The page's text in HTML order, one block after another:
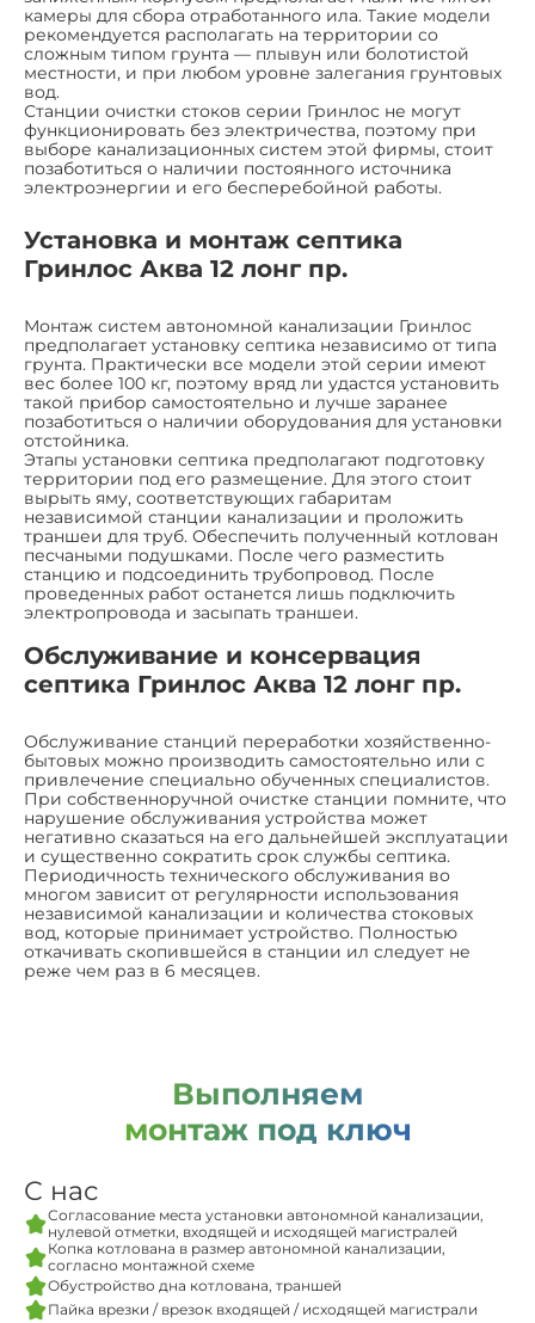
камеры для сбора отработанного ила. Такие модели
рекомендуется располагать на территории со
сложным типом грунта — плывун или болотистой
местности, и при любом уровне залегания грунтовых
вод.
Станции очистки стоков серии Гринлос не могут
функционировать без электричества, поэтому при
выборе канализационных систем этой фирмы, стоит
позаботиться о наличии постоянного источника
электроэнергии и его бесперебойной работы.
Установка и монтаж септика
Гринлос Аква 12 лонг пр.
Монтаж систем автономной канализации Гринлос
предполагает установку септика независимо от типа
грунта. Практически все модели этой серии имеют
вес более 100 кг, поэтому вряд ли удастся установить
такой прибор самостоятельно и лучше заранее
позаботиться о наличии оборудования для установки
отстойника.
Этапы установки септика предполагают подготовку
территории под его размещение. Для этого стоит
вырыть яму, соответствующих габаритам
независимой станции канализации и проложить
траншеи для труб. Обеспечить полученный котлован
песчаными подушками. После чего разместить
станцию и подсоединить трубопровод. После
проведенных работ останется лишь подключить
электропровода и засыпать траншеи.
Обслуживание и консервация
септика Гринлос Аква 12 лонг пр.
Обслуживание станций переработки хозяйственно-
бытовых можно производить самостоятельно или с
привлечение специально обученных специалистов.
При собственноручной очистке станции помните, что
нарушение обслуживания устройства может
негативно сказаться на его дальнейшей эксплуатации
и существенно сократить срок службы септика.
Периодичность технического обслуживания во
многом зависит от регулярности использования
независимой канализации и количества стоковых
вод, которые принимает устройство. Полностью
откачивать скопившейся в станции ил следует не
реже чем раз в 6 месяцев.
Выполняем
монтаж под ключ
С нас
Согласование места установки автономной канализации,
нулевой отметки, входящей и исходящей магистралей
Копка котлована в размер автономной канализации,
согласно монтажной схеме
Обустройство дна котлована, траншей
Пайка врезки / врезок входящей / исходящей магистрали